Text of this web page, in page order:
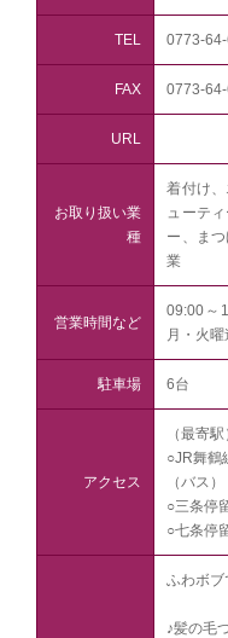
TEL 0773-
FAX 0773-
URL
お取り扱い業
種
着付け
ューテ
ー、ま
業
営業時間など
09:00～
月・火曜
駐車場 6台
アクセス
（最寄駅
○JR舞鶴
（バス）
○三条停
○七条停
ふわボブ
♪髪の毛